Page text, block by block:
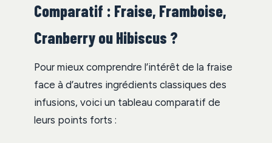
Comparatif : Fraise, Framboise,
Cranberry ou Hibiscus ?
Pour mieux comprendre l’intérêt de la fraise
face à d’autres ingrédients classiques des
infusions, voici un tableau comparatif de
leurs points forts :